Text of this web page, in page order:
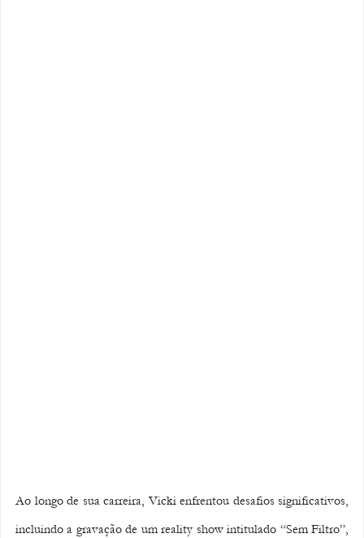
Ao longo de sua carreira, Vicki enfrentou desafios significativos,
incluindo a gravação de um reality show intitulado “Sem Filtro”,